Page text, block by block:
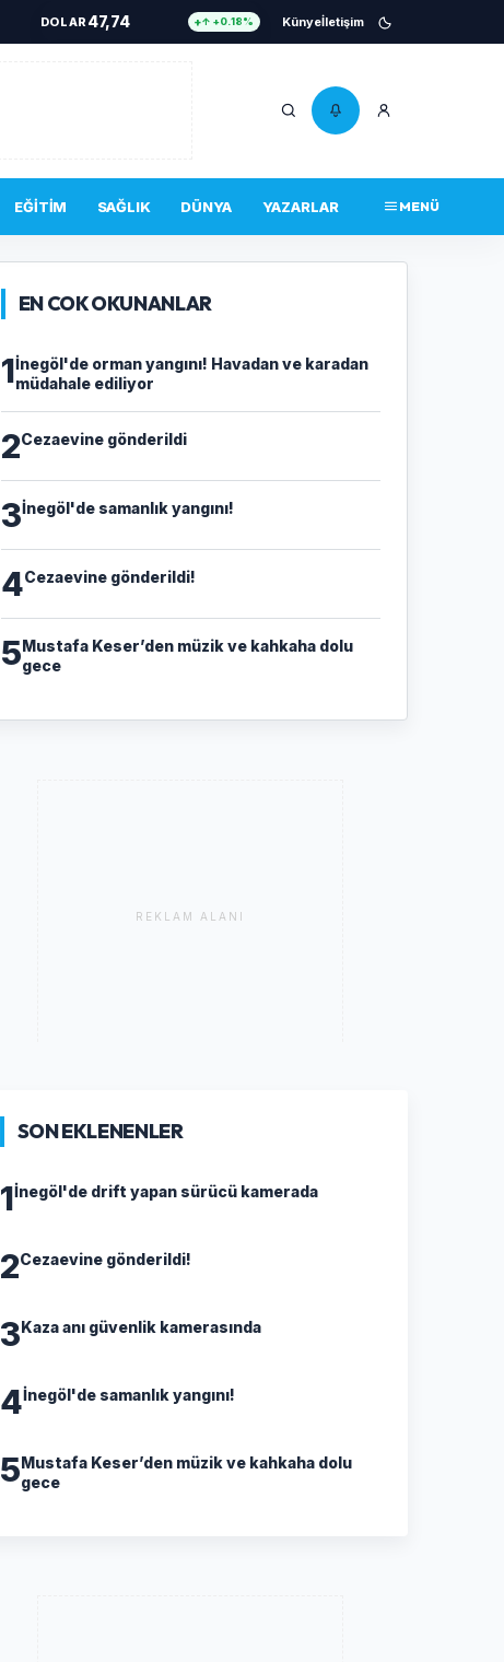
DOLAR 47,74 ↑ +0.18% Künyeİletişim
EĞITIM SAĞLIK DÜNYA YAZARLAR MENÜ
EN COK OKUNANLAR
1İnegöl'de orman yangını! Havadan ve karadan
müdahale ediliyor
2Cezaevine gönderildi
3İnegöl'de samanlık yangını!
4Cezaevine gönderildi!
5Mustafa Keser’den müzik ve kahkaha dolu
gece
REKLAM ALANI
SON EKLENENLER
1İnegöl'de drift yapan sürücü kamerada
2Cezaevine gönderildi!
3Kaza anı güvenlik kamerasında
4İnegöl'de samanlık yangını!
5Mustafa Keser’den müzik ve kahkaha dolu
gece